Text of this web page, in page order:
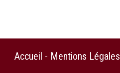
Accueil - Mentions Légales